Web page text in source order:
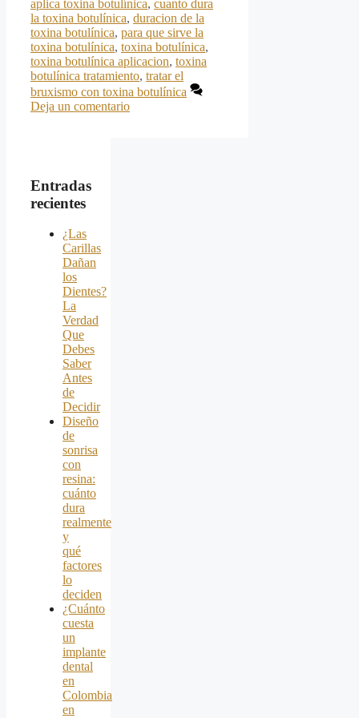
aplica toxina botulínica, cuanto dura
la toxina botulínica, duracion de la
toxina botulínica, para que sirve la
toxina botulínica, toxina botulínica,
toxina botulínica aplicacion, toxina
botulínica tratamiento, tratar el
bruxismo con toxina botulínica
Deja un comentario
Entradas
recientes
¿Las
Carillas
Dañan
los
Dientes?
La
Verdad
Que
Debes
Saber
Antes
de
Decidir
Diseño
de
sonrisa
con
resina:
cuánto
dura
realmente
y
qué
factores
lo
deciden
¿Cuánto
cuesta
un
implante
dental
en
Colombia
en